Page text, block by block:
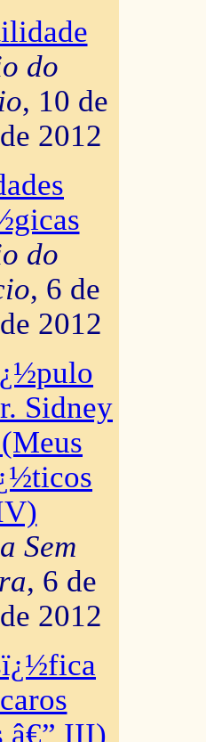
do
, 10 de
2012
do
, 6 de
2012
Sidney
Sem
, 6 de
2012
â€” III)